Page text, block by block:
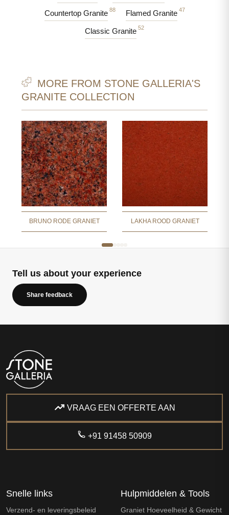
Countertop Granite 88 Flamed Granite 47
Classic Granite 52
MORE FROM STONE GALLERIA'S
GRANITE COLLECTION
BRUNO RODE GRANIET LAKHA ROOD GRANIET
Tell us about your experience
Share feedback
VRAAG EEN OFFERTE AAN
+91 91458 50909
Snelle links
Verzend- en leveringsbeleid
Hulpmiddelen & Tools
Graniet Hoeveelheid & Gewicht